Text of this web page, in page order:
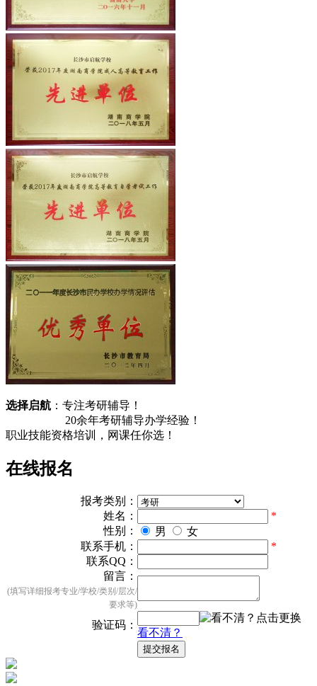
选择启航 ：专注考研辅导！
20余年考研辅导办学经验！
职业技能资格培训， 网课任你选！
在线报名
报考类别：
姓名：
*
性别：
男
女
联系手机：
*
联系QQ：
留言：
(填写详细报考专业/学校/类别/层次/
要求等)
验证码：
看不清？